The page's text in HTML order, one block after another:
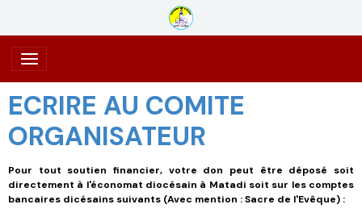
ECRIRE AU COMITE
ORGANISATEUR
Pour tout soutien financier, votre don peut être déposé soit
directement à l'économat diocésain à Matadi soit sur les comptes
bancaires dicésains suivants (Avec mention : Sacre de l'Evêque) :